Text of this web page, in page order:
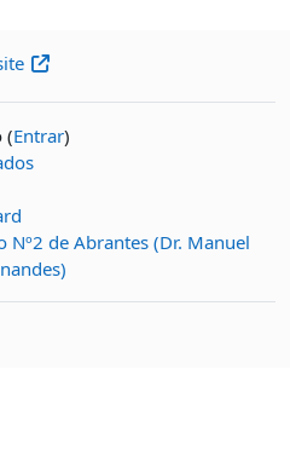
(Entrar)
de Abrantes (Dr. Manuel